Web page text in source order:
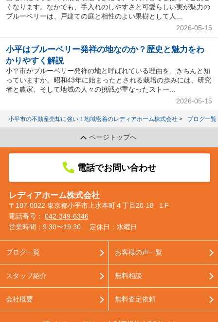
くなります。なかでも、手入れのしやすさと可愛らしい実が魅力の
ブルーベリーは、戸建ての庭と相性のよい果樹として人...
2026-05-15
小平はブルーベリー発祥の地なのか？歴史と魅力をわ
かりやすく解説
小平市がブルーベリー発祥の地と呼ばれている理由を、きちんと知
っていますか。昭和43年に始まったとされる栽培の歩みには、研究
者と農家、そして地域の人々の挑戦が重なったストー...
2026-05-15
小平市の不動産売却に強い！地域密着のレディアホーム株式会社 ブログ一覧
ページトップへ
電話でお問い合わせ
レディアホーム株式会社
〒187-0022 東京都小平市上水本町４丁目20-18 １F
電話番号： 042-349-6346
営業時間：9:30〜19:30
定休日：水曜日
ブログ一覧
スタッフ紹介
会社概要
お客様の声一覧
無料相談
無料査定依頼